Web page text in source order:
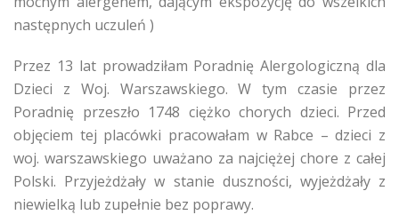
następnych uczuleń )
Przez 13 lat prowadziłam Poradnię Alergologiczną dla
Dzieci z Woj. Warszawskiego. W tym czasie przez
Poradnię przeszło 1748 ciężko chorych dzieci. Przed
objęciem tej placówki pracowałam w Rabce – dzieci z
woj. warszawskiego uważano za najciężej chore z całej
Polski. Przyjeżdżały w stanie duszności, wyjeżdżały z
niewielką lub zupełnie bez poprawy.